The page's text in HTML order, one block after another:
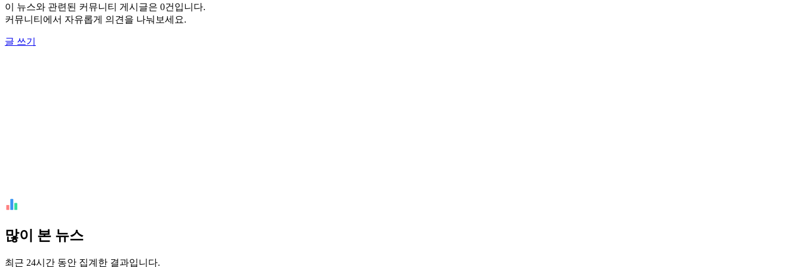
이 뉴스와 관련된 커뮤니티 게시글은 0건입니다.
커뮤니티에서 자유롭게 의견을 나눠보세요.
글 쓰기
많이 본 뉴스
최근 24시간 동안 집계한 결과입니다.